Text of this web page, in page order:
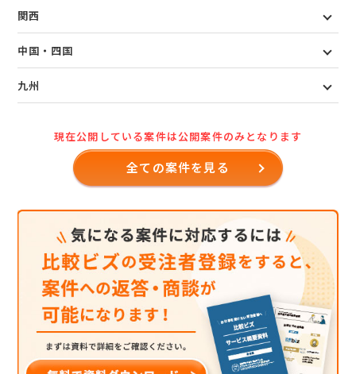
関西
中国・四国
九州
現在公開している案件は公開案件のみとなります
全ての案件を見る